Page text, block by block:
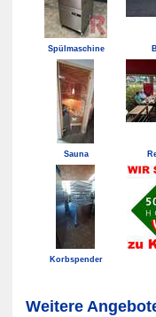
Spülmaschine
Sauna
Korbspender
Weitere